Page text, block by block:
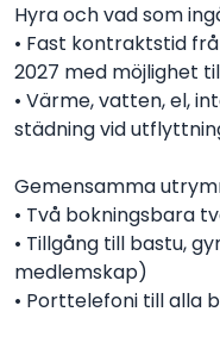
Hyra och vad som
• Fast kontraktstid
2027 med möjlighet
• Värme, vatten, el,
städning vid
Gemensamma
• Två bokningsbara
• Tillgång till bastu,
medlemskap)
• Porttelefoni till alla